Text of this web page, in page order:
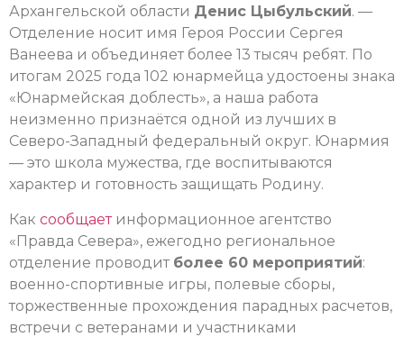
Архангельской области Денис Цыбульский. —
Отделение носит имя Героя России Сергея
Ванеева и объединяет более 13 тысяч ребят. По
итогам 2025 года 102 юнармейца удостоены знака
«Юнармейская доблесть», а наша работа
неизменно признаётся одной из лучших в
Северо-Западный федеральный округ. Юнармия
— это школа мужества, где воспитываются
характер и готовность защищать Родину.
Как сообщаетинформационное агентство
«Правда Севера», ежегодно региональное
отделение проводит более 60 мероприятий:
военно-спортивные игры, полевые сборы,
торжественные прохождения парадных расчетов,
встречи с ветеранами и участниками